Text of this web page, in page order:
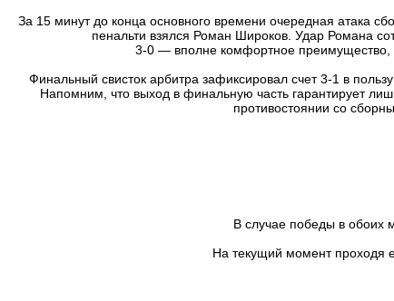
За 15 минут до конца основного времени очередная атака
пенальти взялся Роман Широков. Удар Романа
3-0 — вполне комфортное преимущество,
Финальный свисток арбитра зафиксировал счет 3-1 в
Напомним, что выход в финальную часть гарантирует
противостоянии со
В случае победы в обоих
На текущий момент проходя